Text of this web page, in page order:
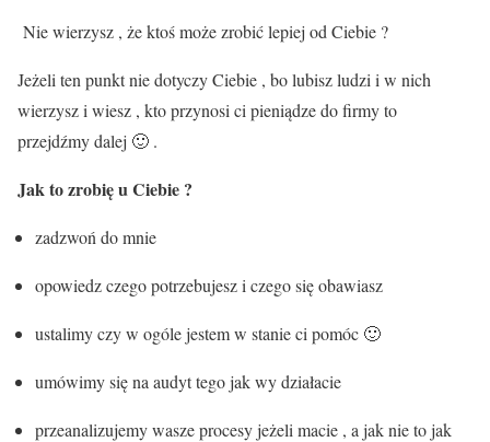
Nie wierzysz , że ktoś może zrobić lepiej od Ciebie ?
Jeżeli ten punkt nie dotyczy Ciebie , bo lubisz ludzi i w nich
wierzysz i wiesz , kto przynosi ci pieniądze do firmy to
przejdźmy dalej 🙂 .
Jak to zrobię u Ciebie ?
zadzwoń do mnie
opowiedz czego potrzebujesz i czego się obawiasz
ustalimy czy w ogóle jestem w stanie ci pomóc 🙂
umówimy się na audyt tego jak wy działacie
przeanalizujemy wasze procesy jeżeli macie , a jak nie to jak